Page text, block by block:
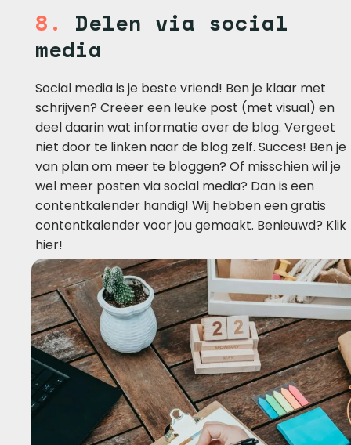
8. Delen via social
media
Social media is je beste vriend! Ben je klaar met
schrijven? Creëer een leuke post (met visual) en
deel daarin wat informatie over de blog. Vergeet
niet door te linken naar de blog zelf. Succes! Ben je
van plan om meer te bloggen? Of misschien wil je
wel meer posten via social media? Dan is een
contentkalender handig! Wij hebben een gratis
contentkalender voor jou gemaakt. Benieuwd? Klik
hier!